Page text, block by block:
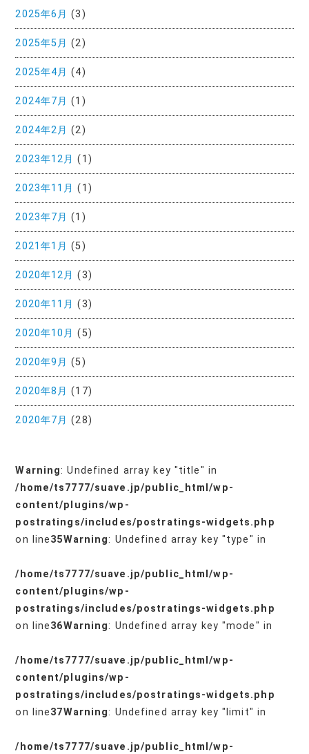
2025年6月 (3)
2025年5月 (2)
2025年4月 (4)
2024年7月 (1)
2024年2月 (2)
2023年12月 (1)
2023年11月 (1)
2023年7月 (1)
2021年1月 (5)
2020年12月 (3)
2020年11月 (3)
2020年10月 (5)
2020年9月 (5)
2020年8月 (17)
2020年7月 (28)
Warning: Undefined array key "title" in
/home/ts7777/suave.jp/public_html/wp-
content/plugins/wp-
postratings/includes/postratings-widgets.php
on line35Warning: Undefined array key "type" in
/home/ts7777/suave.jp/public_html/wp-
content/plugins/wp-
postratings/includes/postratings-widgets.php
on line36Warning: Undefined array key "mode" in
/home/ts7777/suave.jp/public_html/wp-
content/plugins/wp-
postratings/includes/postratings-widgets.php
on line37Warning: Undefined array key "limit" in
/home/ts7777/suave.jp/public_html/wp-